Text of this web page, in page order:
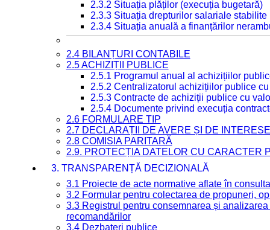
2.3.2 Situația plăților (execuția bugetară)
2.3.3 Situația drepturilor salariale
2.3.4 Situația anuală a finanțărilor
2.4 BILANȚURI CONTABILE
2.5 ACHIZIȚII PUBLICE
2.5.1 Programul anual al achizițiilor
2.5.2 Centralizatorul achizițiilor publice
2.5.3 Contracte de achiziții publice cu
2.5.4 Documente privind execuția
2.6 FORMULARE TIP
2.7 DECLARAȚII DE AVERE ȘI DE INTERESE
2.8 COMISIA PARITARĂ
2.9. PROTECȚIA DATELOR CU CARACTER
3. TRANSPARENȚĂ DECIZIONALĂ
3.1 Proiecte de acte normative aflate în
3.2 Formular pentru colectarea de propuneri,
3.3 Registrul pentru consemnarea și
recomandărilor
3.4 Dezbateri publice